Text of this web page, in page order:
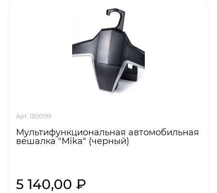
Арт. 1300199
Мультифункциональная автомобильная
вешалка "Mika" (черный)
5 140,00 ₽